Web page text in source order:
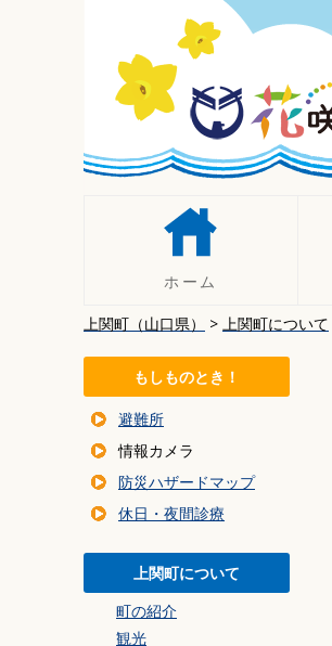
動
ホーム
上関町（山口県） > 上関町について
もしものとき！
避難所
情報カメラ
防災ハザードマップ
休日・夜間診療
上関町について
町の紹介
観光